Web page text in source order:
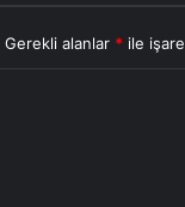
Gerekli alanlar * ile